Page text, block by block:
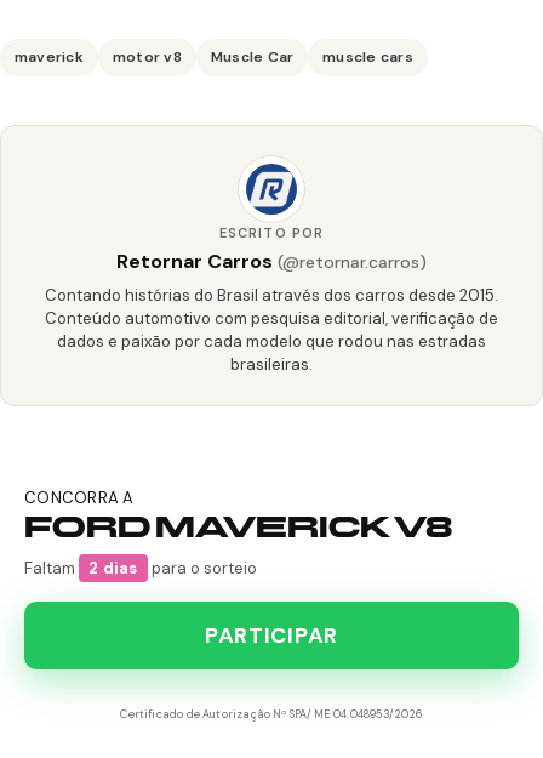
maverick motor v8 Muscle Car muscle cars
ESCRITO POR
Retornar Carros (@retornar.carros)
Contando histórias do Brasil através dos carros desde 2015.
Conteúdo automotivo com pesquisa editorial, verificação de
dados e paixão por cada modelo que rodou nas estradas
brasileiras.
CONCORRA A
FORD MAVERICK V8
Faltam 2 dias para o sorteio
PARTICIPAR
Certificado de Autorização Nº SPA/ME 04.048953/2026